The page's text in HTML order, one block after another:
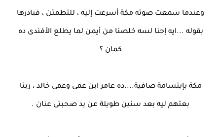
وعندما سمعت صوته مكة أسرعت إليه ، للتطمئن ، فبادرها
بقوله ...ايه إحنا لسه خلصنا من أيمن لما يطلع الأفندى ده
كمان ؟
مكة بإبتسامة صافية....ده عامر ابن عمى وعمى خالد ، ربنا
بعتهم ليه بعد سنين طويلة عن يد صحبتى عنان .